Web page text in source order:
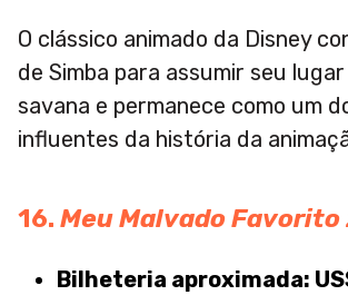
O clássico animado da Disney
de Simba para assumir seu
savana e permanece como um
influentes da história da
16. Meu Malvado Favorito
Bilheteria aproximada: